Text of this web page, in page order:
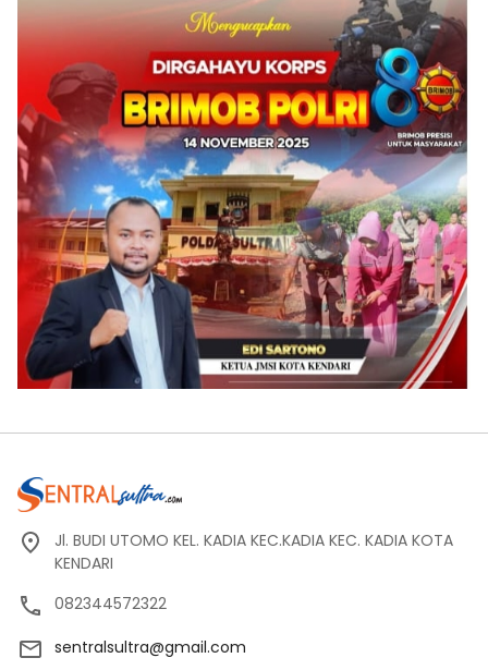
Jl. BUDI UTOMO KEL. KADIA KEC.KADIA KEC. KADIA KOTA
KENDARI
082344572322
sentralsultra@gmail.com